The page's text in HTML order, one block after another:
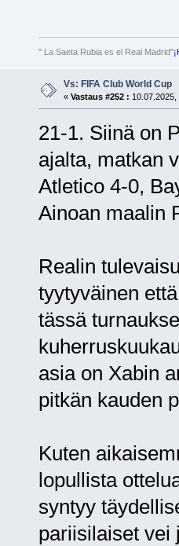
" La Saeta Rubia es el Real Madrid"
Vs: FIFA Club World Cup
« Vastaus #252 :
21-1. Siinä on
ajalta, matkan
Atletico 4-0,
Ainoan maalin
Realin
tyytyväinen
tässä
asia on Xabin
pitkän kauden
Kuten
lopullista
syntyy
pariisilaiset vei